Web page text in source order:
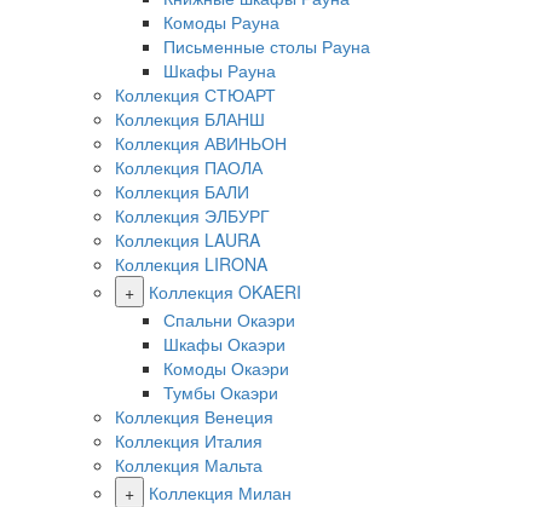
Комоды Рауна
Письменные столы Рауна
Шкафы Рауна
Коллекция СТЮАРТ
Коллекция БЛАНШ
Коллекция АВИНЬОН
Коллекция ПАОЛА
Коллекция БАЛИ
Коллекция ЭЛБУРГ
Коллекция LAURA
Коллекция LIRONA
+
Коллекция OKAERI
Спальни Окаэри
Шкафы Окаэри
Комоды Окаэри
Тумбы Окаэри
Коллекция Венеция
Коллекция Италия
Коллекция Мальта
+
Коллекция Милан